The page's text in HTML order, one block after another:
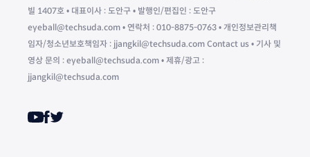
빌 1407호 • 대표이사 : 도안구 • 발행인/편집인 : 도안구
eyeball@techsuda.com • 연락처 : 010-8875-0763 • 개인정보관리책
임자/청소년보호책임자 : jjangkil@techsuda.com Contact us • 기사 및
영상 문의 : eyeball@techsuda.com • 제휴/광고 :
jjangkil@techsuda.com